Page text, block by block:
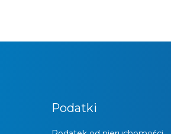
Podatki